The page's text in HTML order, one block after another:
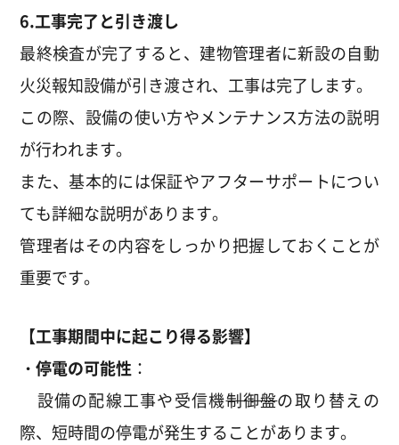
6.工事完了と引き渡し
最終検査が完了すると、建物管理者に新設の自動
火災報知設備が引き渡され、工事は完了します。
この際、設備の使い方やメンテナンス方法の説明
が行われます。
また、基本的には保証やアフターサポートについ
ても詳細な説明があります。
管理者はその内容をしっかり把握しておくことが
重要です。
【工事期間中に起こり得る影響】
・停電の可能性 ：
設備の配線工事や受信機制御盤の取り替えの
際、短時間の停電が発生することがあります。